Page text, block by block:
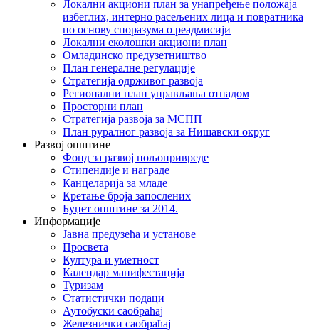
Локални акциони план за унапређење положаја
избеглих, интерно расељених лица и повратника
по основу споразума о реадмисији
Локални еколошки акциони план
Омладинско предузетништво
План генералне регулације
Стратегија одрживог развоја
Регионални план управљања отпадом
Просторни план
Стратегија развоја за МСПП
План руралног развоја за Нишавски округ
Развој општине
Фонд за развој пољопривреде
Стипендије и награде
Канцеларија за младе
Кретање броја запослених
Буџет општине за 2014.
Информације
Јавна предузећа и установе
Просвета
Култура и уметност
Календар манифестација
Туризам
Статистички подаци
Аутобуски саобраћај
Железнички саобраћај